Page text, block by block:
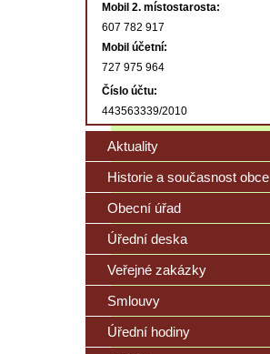
Mobil 2. místostarosta:
607 782 917
Mobil účetní:
727 975 964
Číslo účtu:
443563339/2010
Aktuality
Historie a současnost obce
Obecní úřad
Úřední deska
Veřejné zakázky
Smlouvy
Úřední hodiny